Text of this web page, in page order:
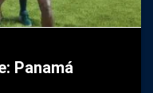
Panamá